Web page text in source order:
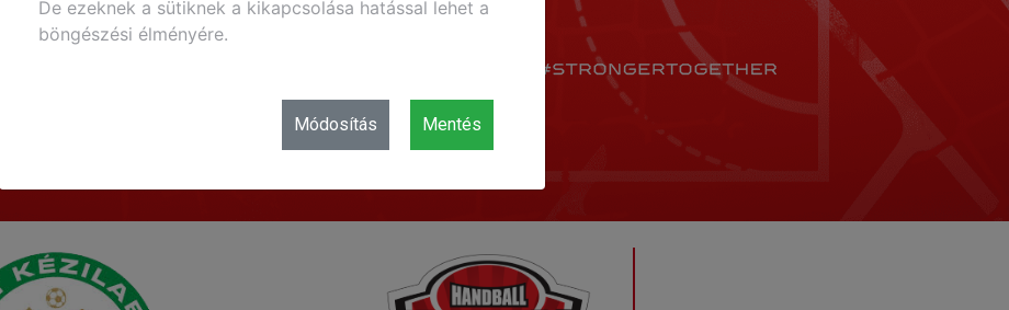
De ezeknek a sütiknek a kikapcsolása hatással lehet a
böngészési élményére.
Módosítás Mentés